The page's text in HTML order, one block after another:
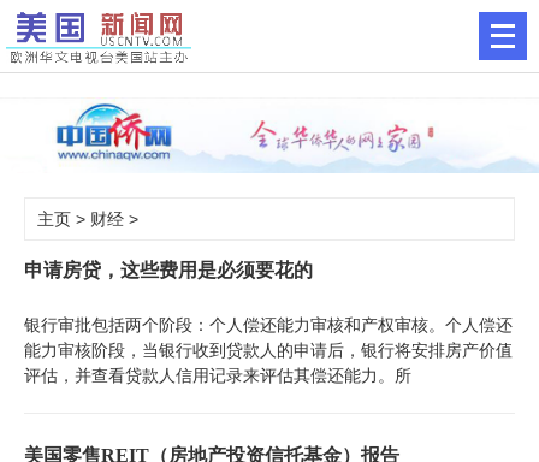
主页 > 财经 >
申请房贷，这些费用是必须要花的
银行审批包括两个阶段：个人偿还能力审核和产权审核。个人偿还
能力审核阶段，当银行收到贷款人的申请后，银行将安排房产价值
评估，并查看贷款人信用记录来评估其偿还能力。所
美国零售REIT（房地产投资信托基金）报告